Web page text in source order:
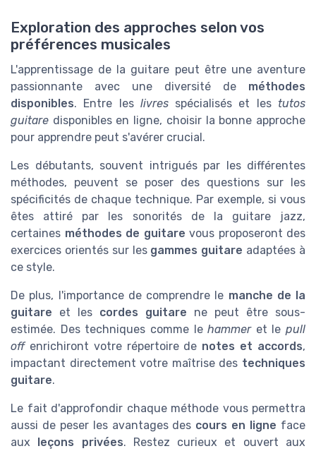
Exploration des approches selon vos
préférences musicales
L'apprentissage de la guitare peut être une aventure
passionnante avec une diversité de méthodes
disponibles. Entre les livresspécialisés et les tutos
guitare disponibles en ligne, choisir la bonne approche
pour apprendre peut s'avérer crucial.
Les débutants, souvent intrigués par les différentes
méthodes, peuvent se poser des questions sur les
spécificités de chaque technique. Par exemple, si vous
êtes attiré par les sonorités de la guitare jazz,
certaines méthodes de guitare vous proposeront des
exercices orientés sur les gammes guitare adaptées à
ce style.
De plus, l'importance de comprendre le manche de la
guitare et les cordes guitare ne peut être sous-
estimée. Des techniques comme lehammeret le pull
offenrichiront votre répertoire de notes et accords,
impactant directement votre maîtrise des techniques
guitare.
Le fait d'approfondir chaque méthode vous permettra
aussi de peser les avantages des cours en ligne face
aux
leçons privées. Restez curieux et ouvert aux